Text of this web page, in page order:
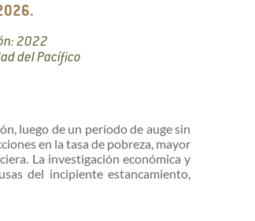
2022
del Pacífico
luego de un período de auge sin
en la tasa de pobreza, mayor
La investigación económica y
del incipiente estancamiento,